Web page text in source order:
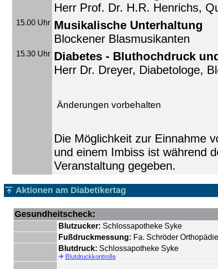
Herr Prof. Dr. H.R. Henrichs,
15.00 Uhr Musikalische Unterhaltung
Blockener Blasmusikanten
15.30 Uhr Diabetes - Bluthochdruck
Herr Dr. Dreyer, Diabetologe,
Änderungen vorbehalten
Die Möglichkeit zur Einnahme
und einem Imbiss ist während
Veranstaltung gegeben.
Aktionen am Diabetikertag
Gesundheitscheck:
Blutzucker: Schlossapotheke Syke
Fußdruckmessung: Fa. Schröder
Blutdruck: Schlossapotheke Syke
Blutdruckkontrolle